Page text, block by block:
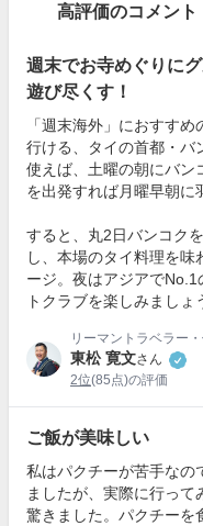
高評価のコメント
週末でお寺めぐりに
遊び尽くす！
「週末海外」におすす
行ける、タイの首都・バ
使えば、土曜の朝にバン
を出発すれば月曜早朝に
すると、丸2日バンコク
し、本場のタイ料理を
ージ。夜はアジアで
トクラブを楽しみましょ
リーマントラベラー
東松 寛文さん
2位(85点)の評価
ご飯が美味しい
私はパクチーが苦手なの
ましたが、実際に行っ
驚きました。パクチーを